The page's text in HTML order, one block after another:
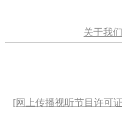
关于我们
[网上传播视听节目许可证